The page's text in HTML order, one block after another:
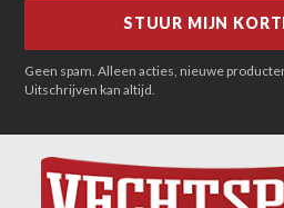
Geen spam. Alleen acties, nieuwe
Uitschrijven kan altijd.